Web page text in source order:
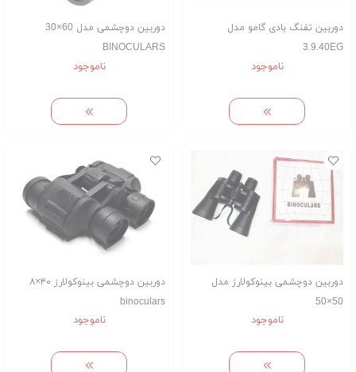
دوربین تفنگ بادی گامو مدل
3.9.40EG
ناموجود
دوربین دوچشمی مدل 60×30
BINOCULARS
ناموجود
دوربین دوچشمی بینوکولارز مدل
50×50
ناموجود
دوربین دوچشمی بینوکولارز ۴۰×۸
binoculars
ناموجود